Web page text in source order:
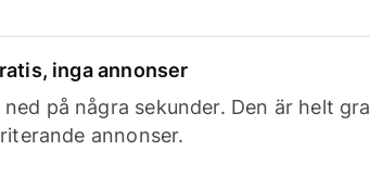
inga annonser
ned på några sekunder. Den är helt
annonser.